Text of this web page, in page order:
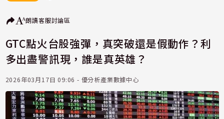
朗讀客服討論區
GTC點火台股強彈，真突破還是假動作？利
多出盡警訊現，誰是真英雄？
2026年03月17日 09:06 - 優分析產業數據中心